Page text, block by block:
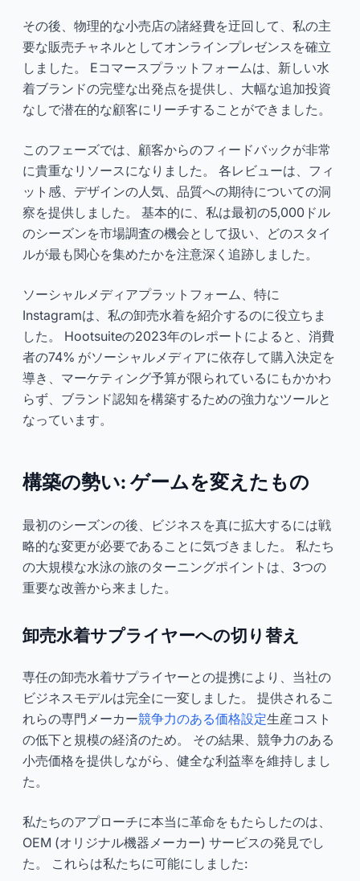
その後、物理的な小売店の諸経費を迂回して、私の主
要な販売チャネルとしてオンラインプレゼンスを確立
しました。 Eコマースプラットフォームは、新しい水
着ブランドの完璧な出発点を提供し、大幅な追加投資
なしで潜在的な顧客にリーチすることができました。
このフェーズでは、顧客からのフィードバックが非常
に貴重なリソースになりました。 各レビューは、フィ
ット感、デザインの人気、品質への期待についての洞
察を提供しました。 基本的に、私は最初の5,000ドル
のシーズンを市場調査の機会として扱い、どのスタイ
ルが最も関心を集めたかを注意深く追跡しました。
ソーシャルメディアプラットフォーム、特に
Instagramは、私の卸売水着を紹介するのに役立ちま
した。 Hootsuiteの2023年のレポートによると、消費
者の74% がソーシャルメディアに依存して購入決定を
導き、マーケティング予算が限られているにもかかわ
らず、ブランド認知を構築するための強力なツールと
なっています。
構築の勢い: ゲームを変えたもの
最初のシーズンの後、ビジネスを真に拡大するには戦
略的な変更が必要であることに気づきました。 私たち
の大規模な水泳の旅のターニングポイントは、3つの
重要な改善から来ました。
卸売水着サプライヤーへの切り替え
専任の卸売水着サプライヤーとの提携により、当社の
ビジネスモデルは完全に一変しました。 提供されるこ
れらの専門メーカー競争力のある価格設定生産コスト
の低下と規模の経済のため。 その結果、競争力のある
小売価格を提供しながら、健全な利益率を維持しまし
た。
私たちのアプローチに本当に革命をもたらしたのは、
OEM (オリジナル機器メーカー) サービスの発見でし
た。 これらは私たちに可能にしました: